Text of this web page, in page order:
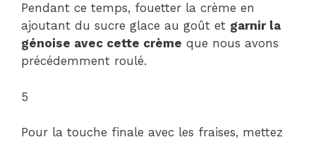
Pendant ce temps, fouetter la crème en
ajoutant du sucre glace au goût et garnir la
génoise avec cette crème que nous avons
précédemment roulé.
5
Pour la touche finale avec les fraises, mettez